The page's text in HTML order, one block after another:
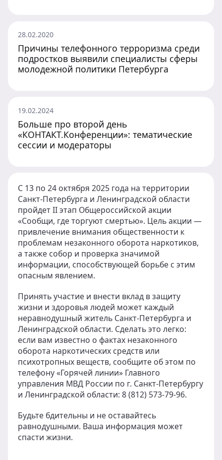
28.02.2020
Причины телефонного терроризма среди
подростков выявили специалисты сферы
молодежной политики Петербурга
19.02.2024
Больше про второй день
«КОНТАКТ.Конференции»: тематические
сессии и модераторы
С 13 по 24 октября 2025 года на территории
Санкт-Петербурга и Ленинградской области
пройдет II этап Общероссийской акции
«Сообщи, где торгуют смертью». Цель акции —
привлечение внимания общественности к
проблемам незаконного оборота наркотиков,
а также собор и проверка значимой
информации, способствующей борьбе с этим
опасным явлением.
Принять участие и внести вклад в защиту
жизни и здоровья людей может каждый
неравнодушный житель Санкт-Петербурга и
Ленинградской области. Сделать это легко:
если вам известно о фактах незаконного
оборота наркотических средств или
психотропных веществ, сообщите об этом по
телефону «Горячей линии» Главного
управления МВД России по г. Санкт-Петербургу
и Ленинградской области: 8 (812) 573-79-96.
Будьте бдительны и не оставайтесь
равнодушными. Ваша информация может
спасти жизни.